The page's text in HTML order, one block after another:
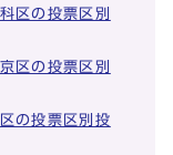
区の投票区別
区の投票区別
の投票区別投